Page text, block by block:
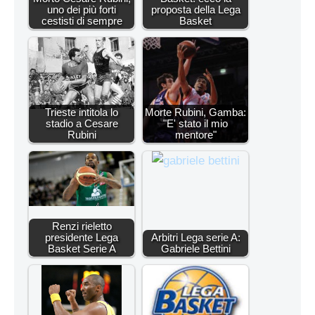
uno dei più forti
cestisti di sempre
proposta della Lega
Basket
Trieste intitola lo
stadio a Cesare
Rubini
Morte Rubini, Gamba:
"E' stato il mio
mentore"
Renzi rieletto
presidente Lega
Basket Serie A
Arbitri Lega serie A:
Gabriele Bettini